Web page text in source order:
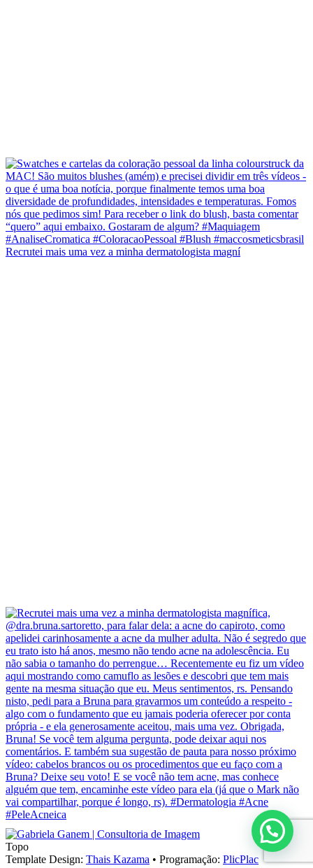
Recrutei mais uma vez a minha dermatologista magní
Topo
Template Design: Thais Kazama • Programação: PlicPlac